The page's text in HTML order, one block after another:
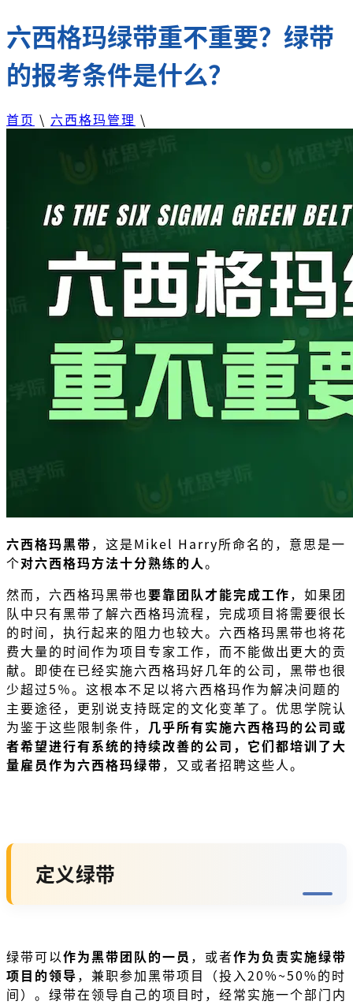
六西格玛绿带重不重要？绿带
的报考条件是什么？
首页 \ 六西格玛管理 \
六西格玛黑带，这是Mikel Harry所命名的，意思是一
个对六西格玛方法十分熟练的人。
然而，六西格玛黑带也要靠团队才能完成工作，如果团
队中只有黑带了解六西格玛流程，完成项目将需要很长
的时间，执行起来的阻力也较大。六西格玛黑带也将花
费大量的时间作为项目专家工作，而不能做出更大的贡
献。即使在已经实施六西格玛好几年的公司，黑带也很
少超过5％。这根本不足以将六西格玛作为解决问题的
主要途径，更别说支持既定的文化变革了。优思学院认
为鉴于这些限制条件， 几乎所有实施六西格玛的公司或
者希望进行有系统的持续改善的公司，它们都培训了大
量雇员作为六西格玛绿带，又或者招聘这些人。
定义绿带
绿带可以作为黑带团队的一员 ，或者作为负责实施绿带
项目的领导，兼职参加黑带项目（投入20%~50%的时
间）。绿带在领导自己的项目时，经常实施一个部门内